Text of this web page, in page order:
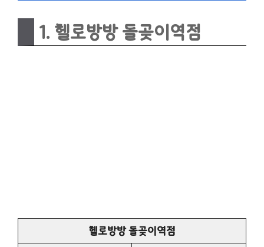
1. 헬로방방 돌곶이역점
헬로방방 돌곶이역점